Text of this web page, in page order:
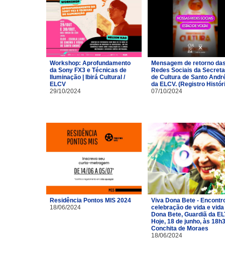
Workshop: Aprofundamento
da Sony FX3 e Técnicas de
Iluminação | Ibirá Cultural /
ELCV
29/10/2024
Mensagem de retorno
Redes Sociais da
de Cultura de Santo
da ELCV. (Registro
07/10/2024
Residência Pontos MIS 2024
18/06/2024
Viva Dona Bete -
celebração de vida e vida
Dona Bete, Guardiã da
Hoje, 18 de junho, às
Conchita de Moraes
18/06/2024